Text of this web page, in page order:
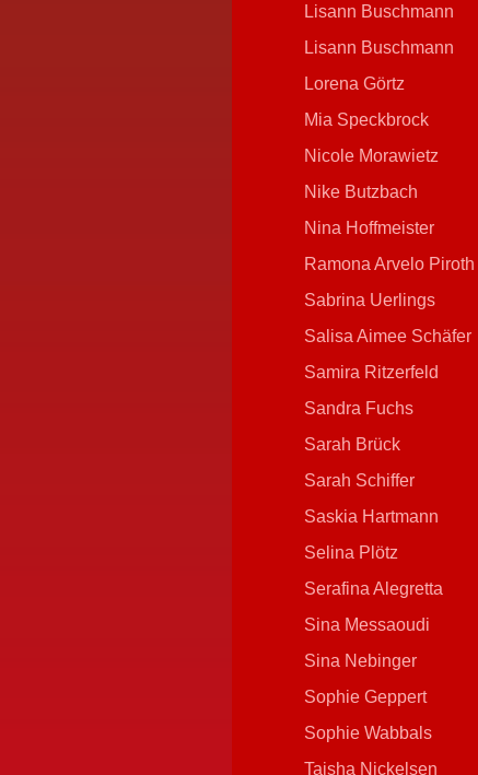
Lisann Buschmann
Lisann Buschmann
Lorena Görtz
Mia Speckbrock
Nicole Morawietz
Nike Butzbach
Nina Hoffmeister
Ramona Arvelo Piroth
Sabrina Uerlings
Salisa Aimee Schäfer
Samira Ritzerfeld
Sandra Fuchs
Sarah Brück
Sarah Schiffer
Saskia Hartmann
Selina Plötz
Serafina Alegretta
Sina Messaoudi
Sina Nebinger
Sophie Geppert
Sophie Wabbals
Taisha Nickelsen